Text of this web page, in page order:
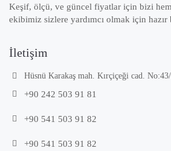
Keşif, ölçü, ve güncel fiyatlar için bizi
ekibimiz sizlere yardımcı olmak için
İletişim
Hüsnü Karakaş mah. Kırçiçeği cad.
+90 242 503 91 81
+90 541 503 91 82
+90 541 503 91 82